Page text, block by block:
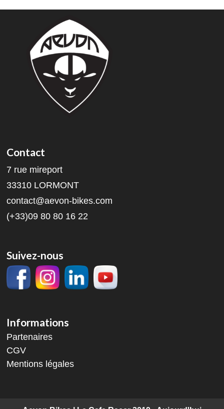
Contact
7 rue mireport
33310 LORMONT
contact@aevon-bikes.com
(+33)09 80 80 16 22
Suivez-nous
Informations
Partenaires
CGV
Mentions légales